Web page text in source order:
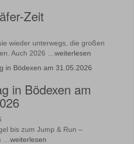
Zeit
wieder unterwegs, die großen
Auch 2026 … weiterlesen
in Bödexen am
bis zum Jump & Run –
… weiterlesen